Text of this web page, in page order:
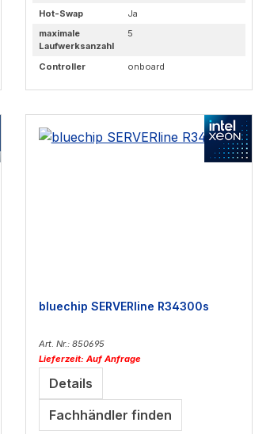
Hot-Swap
Ja
maximale
Laufwerksanzahl
5
Controller onboard
bluechip SERVERline R34300s
Art. Nr.: 850695
Lieferzeit: Auf Anfrage
Details
Fachhändler finden